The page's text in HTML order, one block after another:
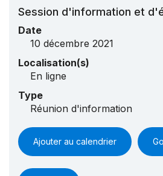
Session d'information et
Date
10 décembre 2021
Localisation(s)
En ligne
Type
Réunion d'information
Ajouter au calendrier